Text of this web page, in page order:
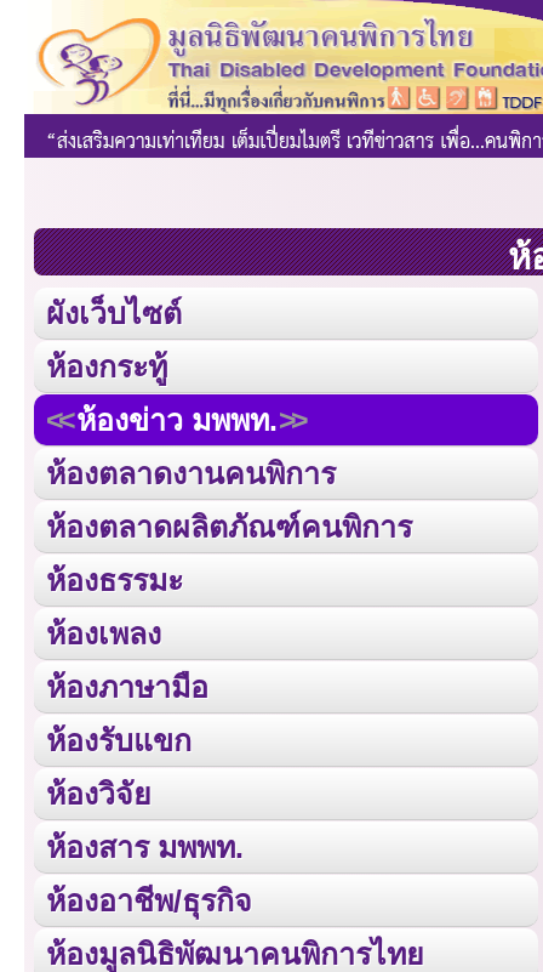
ห้
ผังเว็บไซต์
ห้องกระทู้
ห้องข่าว มพพท.
ห้องตลาดงานคนพิการ
ห้องตลาดผลิตภัณฑ์คนพิการ
ห้องธรรมะ
ห้องเพลง
ห้องภาษามือ
ห้องรับแขก
ห้องวิจัย
ห้องสาร มพพท.
ห้องอาชีพ/ธุรกิจ
ห้องมูลนิธิพัฒนาคนพิการไทย